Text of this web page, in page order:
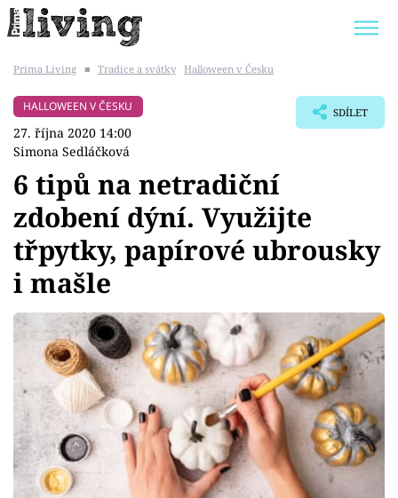
BYDLENÍ SLAVNÝCH
Témata
Bydlení
Zahrada
Design
Sledujte prima+
Přihlášení
Prima Living ■ Tradice a svátky Halloween v Česku
HALLOWEEN V ČESKU
27. října 2020 14:00
Simona Sedláčková
SDÍLET
6 tipů na netradiční
zdobení dýní. Využijte
třpytky, papírové ubrousky
i mašle